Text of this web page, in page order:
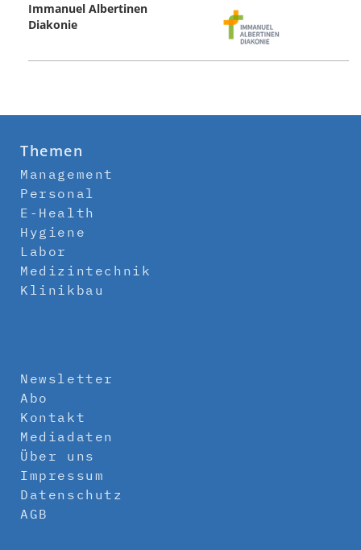
Immanuel Albertinen
Diakonie
Themen
Management
Personal
E-Health
Hygiene
Labor
Medizintechnik
Klinikbau
Newsletter
Abo
Kontakt
Mediadaten
Über uns
Impressum
Datenschutz
AGB